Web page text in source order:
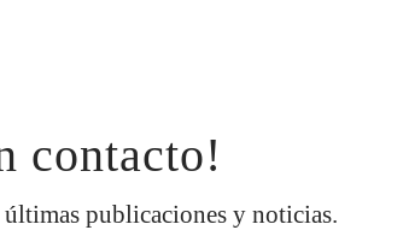
contacto!
últimas publicaciones y noticias.